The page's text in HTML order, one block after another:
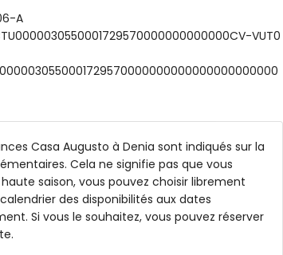
d'une cafetière, d'une bouilloire, d'un grille-
terrasse privative et salle de bains attenante
90 cm) et salle de bains attenante au rez-de-
WC et sèche-cheveux (rez-de-
l'étage)
A
VUT0
Casa Augusto à Denia sont indiqués sur la
Cela ne signifie pas que vous
saison, vous pouvez choisir librement
des disponibilités aux dates
Si vous le souhaitez, vous pouvez réserver